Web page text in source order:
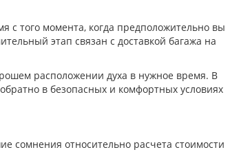
с того момента, когда предположительно вы
этап связан с доставкой багажа на
расположении духа в нужное время. В
в безопасных и комфортных условиях
сомнения относительно расчета стоимости